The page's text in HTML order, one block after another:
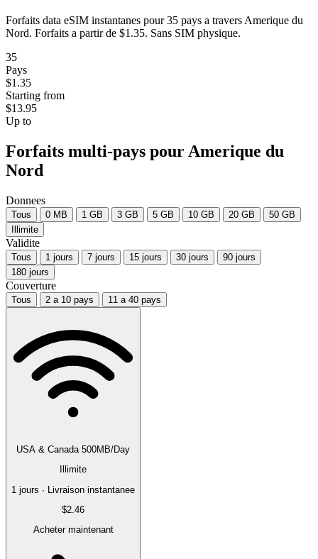
Forfaits data eSIM instantanes pour 35 pays a travers Amerique du
Nord. Forfaits a partir de $1.35. Sans SIM physique.
35
Pays
$1.35
Starting from
$13.95
Up to
Forfaits multi-pays pour Amerique du
Nord
Donnees
Tous 0 MB 1 GB 3 GB 5 GB 10 GB 20 GB
50 GB
Illimite
Validite
Tous 1 jours 7 jours 15 jours 30 jours
90 jours
180 jours
Couverture
Tous 2 a 10 pays 11 a 40 pays
USA & Canada 500MB/Day
Illimite
1 jours · Livraison instantanee
$2.46
Acheter maintenant